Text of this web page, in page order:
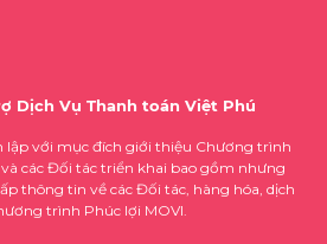
Dịch Vụ Thanh toán Việt Phú
lập với mục đích giới thiệu Chương trình
các Đối tác triển khai bao gồm nhưng
thông tin về các Đối tác, hàng hóa, dịch
trình Phúc lợi MOVI.